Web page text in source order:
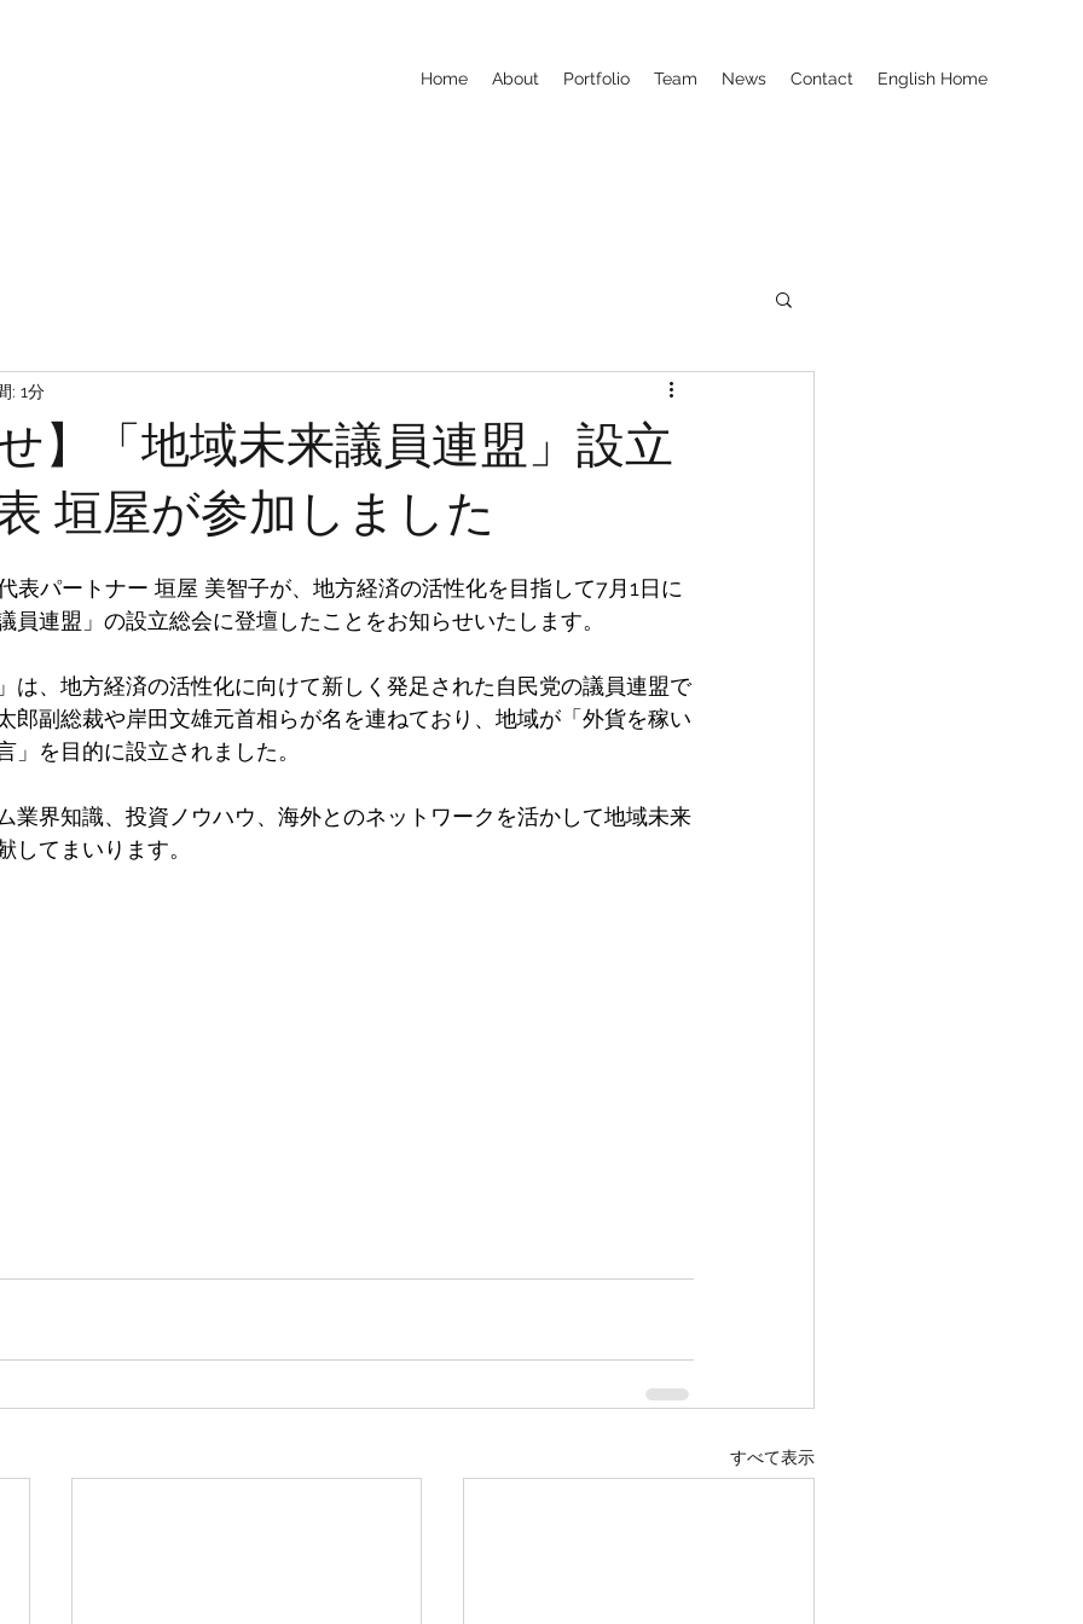
Home About Portfolio Team News Contact English Home
】「地域未来議員連盟」設立
垣屋が参加しました
: 1分
表パートナー 垣屋 美智子が、地方経済の活性化を目指して7月1日に
員連盟」の設立総会に登壇したことをお知らせいたします。
は、地方経済の活性化に向けて新しく発足された自民党の議員連盟で
郎副総裁や岸田文雄元首相らが名を連ねており、地域が「外貨を稼い
」を目的に設立されました。
業界知識、投資ノウハウ、海外とのネットワークを活かして地域未来
してまいります。
すべて表示